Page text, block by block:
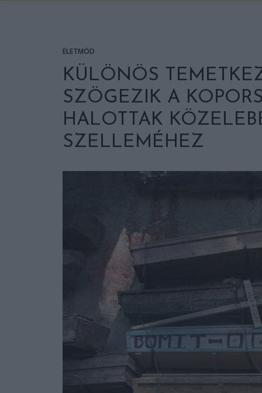
ÉLETMÓD
KÜLÖNÖS
SZÖGEZIK A
HALOTTAK
SZELLEMÉHEZ